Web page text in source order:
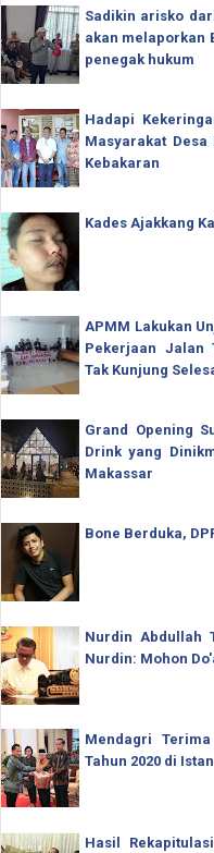
Sadikin arisko
akan melaporkan
penegak hukum
Hadapi
Masyarakat Desa
Kebakaran
Kades Ajakkang
APMM Lakukan
Pekerjaan Jalan
Tak Kunjung
Grand Opening
Drink yang
Makassar
Bone Berduka,
Nurdin Abdullah
Nurdin: Mohon
Mendagri
Tahun 2020 di
Hasil